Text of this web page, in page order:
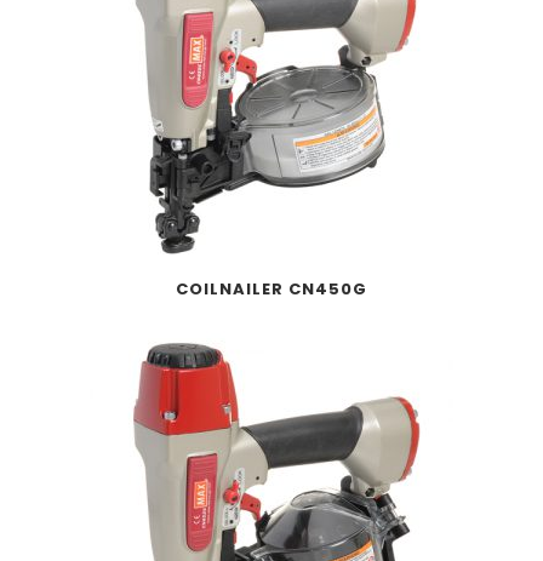
COILNAILER CN450G